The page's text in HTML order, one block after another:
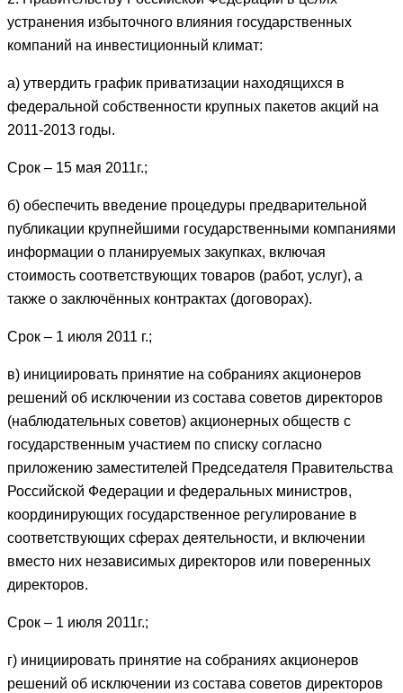
устранения избыточного влияния государственных
компаний на инвестиционный климат:
а) утвердить график приватизации находящихся в
федеральной собственности крупных пакетов акций на
2011-2013 годы.
Срок – 15 мая 2011г.;
б) обеспечить введение процедуры предварительной
публикации крупнейшими государственными компаниями
информации о планируемых закупках, включая
стоимость соответствующих товаров (работ, услуг), а
также о заключённых контрактах (договорах).
Срок – 1 июля 2011 г.;
в) инициировать принятие на собраниях акционеров
решений об исключении из состава советов директоров
(наблюдательных советов) акционерных обществ с
государственным участием по списку согласно
приложению заместителей Председателя Правительства
Российской Федерации и федеральных министров,
координирующих государственное регулирование в
соответствующих сферах деятельности, и включении
вместо них независимых директоров или поверенных
директоров.
Срок – 1 июля 2011г.;
г) инициировать принятие на собраниях акционеров
решений об исключении из состава советов директоров